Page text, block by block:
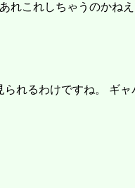
れこれしちゃうのかね
れるわけですね。 ギ